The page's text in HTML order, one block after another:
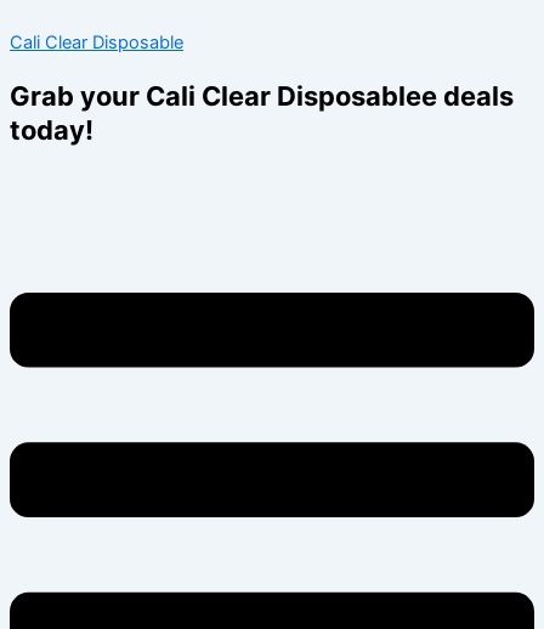
to
Cali Clear Disposable
Grab your Cali Clear Disposablee deals
today!